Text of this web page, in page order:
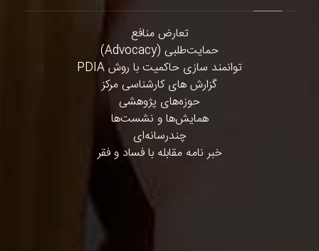
تعارض منافع
حمایت‌طلبی (Advocacy)
توانمند سازی حاکمیت با روش PDIA
گزارش های کارشناسی مرکز
حوزه‌های پژوهشی
همایش‌ها و نشست‌ها
چندرسانه‌ای
خبر نامه مقابله با فساد و فقر